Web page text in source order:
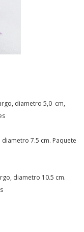
diametro 5,0 cm,
7.5 cm. Paquete
diametro 10.5 cm.